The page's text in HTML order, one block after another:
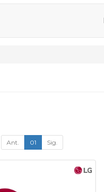
Ant. 01 Sig.